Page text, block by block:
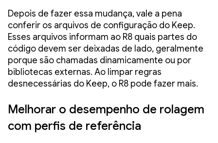
Depois de fazer essa mudança, vale a pena
conferir os arquivos de configuração do Keep.
Esses arquivos informam ao R8 quais partes do
código devem ser deixadas de lado, geralmente
porque são chamadas dinamicamente ou por
bibliotecas externas. Ao limpar regras
desnecessárias do Keep, o R8 pode fazer mais.
Melhorar o desempenho de rolagem
com perfis de referência